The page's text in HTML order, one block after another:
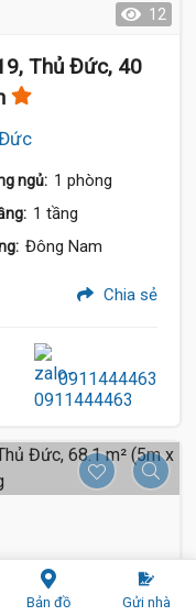
Bản đồ Gửi nhà
12
Thủ Đức, 40
ngủ: 1 phòng
1 tầng
Đông Nam
Chia sẻ
0911444463